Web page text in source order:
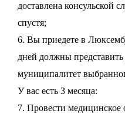
доставлена консульской
спустя;
6. Вы приедете в
дней должны
муниципалитет
У вас есть 3 месяца:
7. Провести